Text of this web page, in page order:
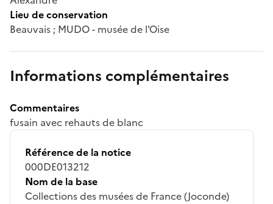
Lieu de conservation
Beauvais ; MUDO - musée de l'Oise
Informations complémentaires
Commentaires
fusain avec rehauts de blanc
Référence de la notice
000DE013212
Nom de la base
Collections des musées de France (Joconde)